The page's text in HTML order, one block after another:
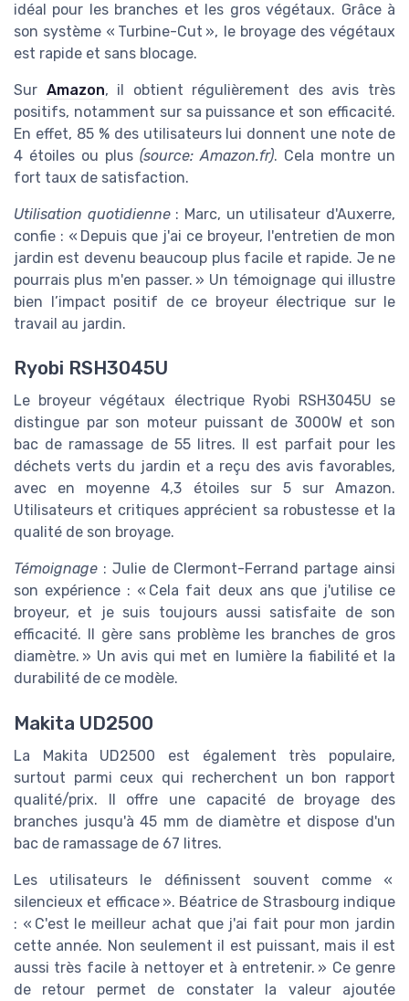
idéal pour les branches et les gros végétaux. Grâce à
son système « Turbine-Cut », le broyage des végétaux
est rapide et sans blocage.
Sur Amazon, il obtient régulièrement des avis très
positifs, notamment sur sa puissance et son efficacité.
En effet, 85 % des utilisateurs lui donnent une note de
4 étoiles ou plus (source: Amazon.fr). Cela montre un
fort taux de satisfaction.
Utilisation quotidienne: Marc, un utilisateur d'Auxerre,
confie : « Depuis que j'ai ce broyeur, l'entretien de mon
jardin est devenu beaucoup plus facile et rapide. Je ne
pourrais plus m'en passer. » Un témoignage qui illustre
bien l’impact positif de ce broyeur électrique sur le
travail au jardin.
Ryobi RSH3045U
Le broyeur végétaux électrique Ryobi RSH3045U se
distingue par son moteur puissant de 3000W et son
bac de ramassage de 55 litres. Il est parfait pour les
déchets verts du jardin et a reçu des avis favorables,
avec en moyenne 4,3 étoiles sur 5 sur Amazon.
Utilisateurs et critiques apprécient sa robustesse et la
qualité de son broyage.
Témoignage : Julie de Clermont-Ferrand partage ainsi
son expérience : « Cela fait deux ans que j'utilise ce
broyeur, et je suis toujours aussi satisfaite de son
efficacité. Il gère sans problème les branches de gros
diamètre. » Un avis qui met en lumière la fiabilité et la
durabilité de ce modèle.
Makita UD2500
La Makita UD2500 est également très populaire,
surtout parmi ceux qui recherchent un bon rapport
qualité/prix. Il offre une capacité de broyage des
branches jusqu'à 45 mm de diamètre et dispose d'un
bac de ramassage de 67 litres.
Les utilisateurs le définissent souvent comme «
silencieux et efficace ». Béatrice de Strasbourg indique
: « C'est le meilleur achat que j'ai fait pour mon jardin
cette année. Non seulement il est puissant, mais il est
aussi très facile à nettoyer et à entretenir. » Ce genre
de retour permet de constater la valeur ajoutée